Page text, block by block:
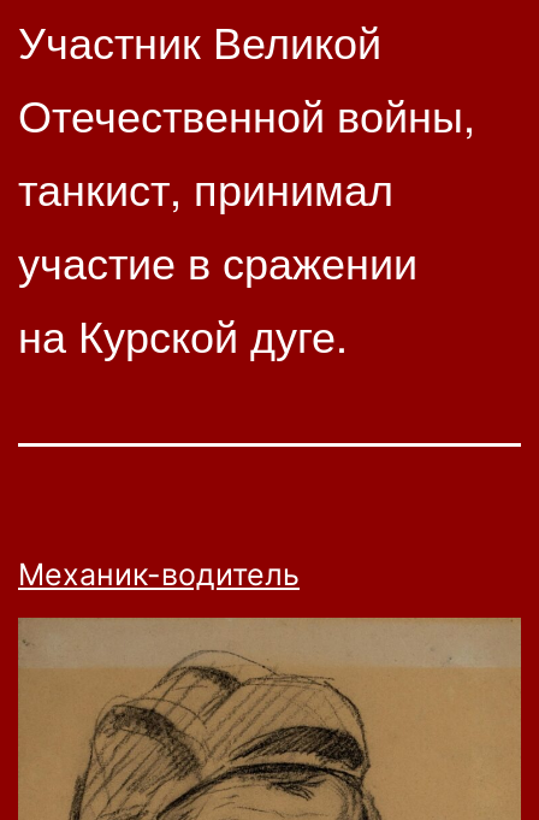
Участник Великой
Отечественной войны,
танкист, принимал
участие в сражении
на Курской дуге.
Механик-водитель